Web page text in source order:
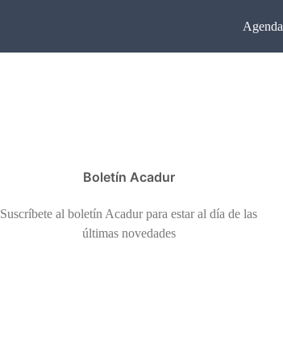
Agenda
Boletín Acadur
Suscríbete al boletín Acadur para estar al día de las
últimas novedades